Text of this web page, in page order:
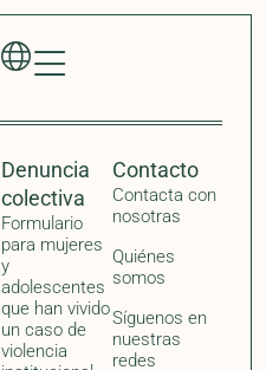
Formulario
entorno de
una mujer,
adolescente
violencia
institucional
machista
Formulario
para
organizaciones,
profesionales o
activistas